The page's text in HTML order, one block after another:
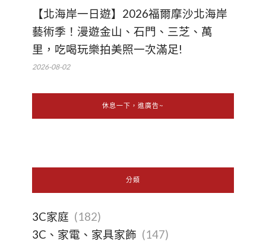
【北海岸一日遊】2026福爾摩沙北海岸
藝術季！漫遊金山、石門、三芝、萬
里，吃喝玩樂拍美照一次滿足!
2026-08-02
休息一下，進廣告~
分類
3C家庭 (182)
3C、家電、家具家飾 (147)